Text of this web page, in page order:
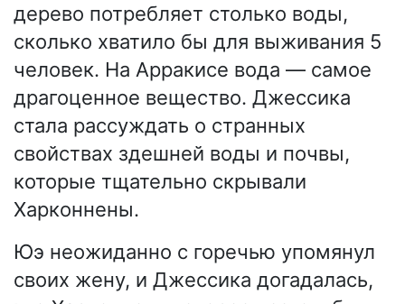
дерево потребляет столько воды,
сколько хватило бы для выживания 5
человек. На Арракисе вода — самое
драгоценное вещество. Джессика
стала рассуждать о странных
свойствах здешней воды и почвы,
которые тщательно скрывали
Харконнены.
Юэ неожиданно с горечью упомянул
своих жену, и Джессика догадалась,